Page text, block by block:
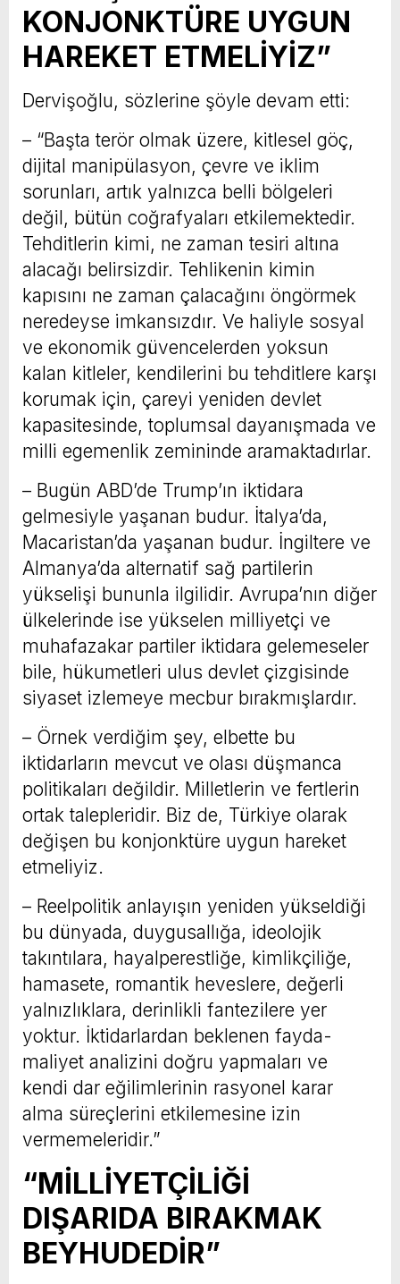
KONJONKTÜRE UYGUN
HAREKET ETMELİYİZ”
Dervişoğlu, sözlerine şöyle devam etti:
– “Başta terör olmak üzere, kitlesel göç,
dijital manipülasyon, çevre ve iklim
sorunları, artık yalnızca belli bölgeleri
değil, bütün coğrafyaları etkilemektedir.
Tehditlerin kimi, ne zaman tesiri altına
alacağı belirsizdir. Tehlikenin kimin
kapısını ne zaman çalacağını öngörmek
neredeyse imkansızdır. Ve haliyle sosyal
ve ekonomik güvencelerden yoksun
kalan kitleler, kendilerini bu tehditlere karşı
korumak için, çareyi yeniden devlet
kapasitesinde, toplumsal dayanışmada ve
milli egemenlik zemininde aramaktadırlar.
– Bugün ABD’de Trump’ın iktidara
gelmesiyle yaşanan budur. İtalya’da,
Macaristan’da yaşanan budur. İngiltere ve
Almanya’da alternatif sağ partilerin
yükselişi bununla ilgilidir. Avrupa’nın diğer
ülkelerinde ise yükselen milliyetçi ve
muhafazakar partiler iktidara gelemeseler
bile, hükumetleri ulus devlet çizgisinde
siyaset izlemeye mecbur bırakmışlardır.
– Örnek verdiğim şey, elbette bu
iktidarların mevcut ve olası düşmanca
politikaları değildir. Milletlerin ve fertlerin
ortak talepleridir. Biz de, Türkiye olarak
değişen bu konjonktüre uygun hareket
etmeliyiz.
– Reelpolitik anlayışın yeniden yükseldiği
bu dünyada, duygusallığa, ideolojik
takıntılara, hayalperestliğe, kimlikçiliğe,
hamasete, romantik heveslere, değerli
yalnızlıklara, derinlikli fantezilere yer
yoktur. İktidarlardan beklenen fayda-
maliyet analizini doğru yapmaları ve
kendi dar eğilimlerinin rasyonel karar
alma süreçlerini etkilemesine izin
vermemeleridir.”
“MİLLİYETÇİLİĞİ
DIŞARIDA BIRAKMAK
BEYHUDEDİR”